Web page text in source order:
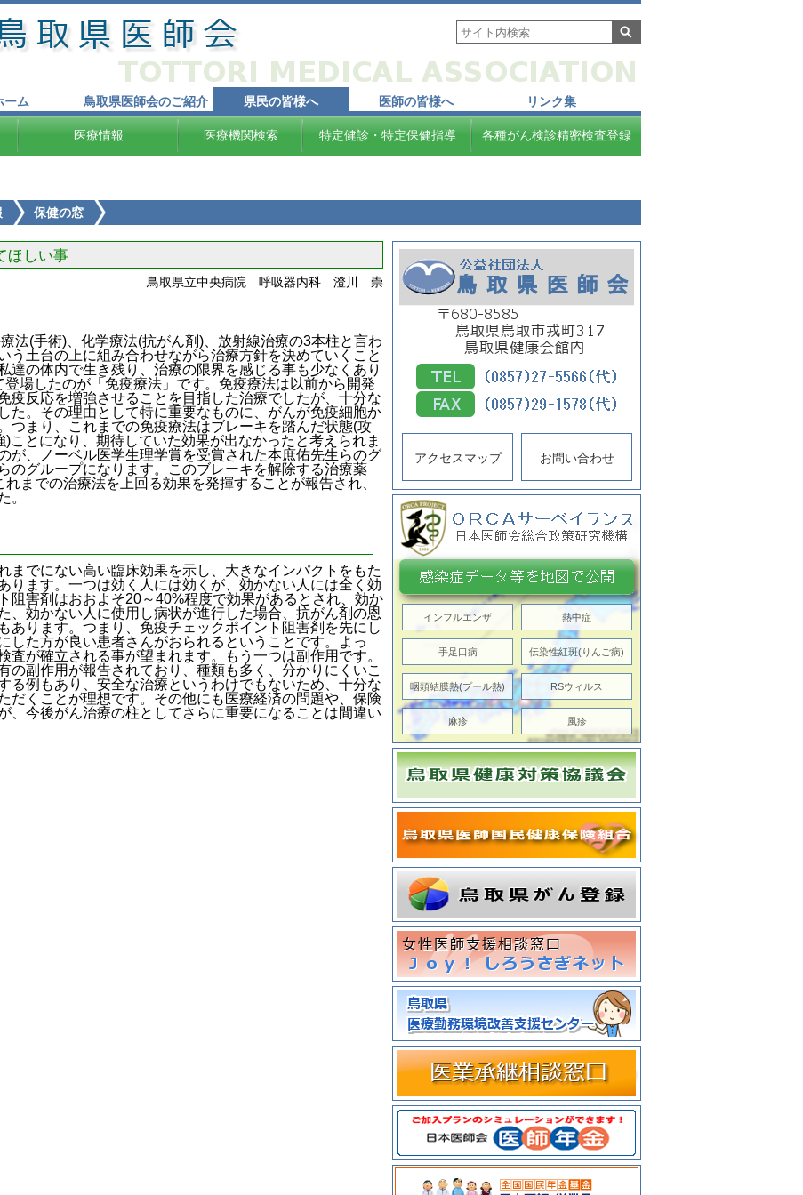
ーム 鳥取県医師会のご紹介 県民の皆様へ 医師の皆様へ リンク集
医療情報 医療機関検索 特定健診・特定保健指導 各種がん検診精密検査登録
保健の窓
ほしい事
鳥取県立中央病院 呼吸器内科 澄川 崇
法(手術)、化学療法(抗がん剤)、放射線治療の3本柱と言わ
う土台の上に組み合わせながら治療方針を決めていくこと
達の体内で生き残り、治療の限界を感じる事も少なくあり
場したのが「免疫療法」です。免疫療法は以前から開発
疫反応を増強させることを目指した治療でしたが、十分な
た。その理由として特に重要なものに、がんが免疫細胞か
つまり、これまでの免疫療法はブレーキを踏んだ状態(攻
ことになり、期待していた効果が出なかったと考えられま
が、ノーベル医学生理学賞を受賞された本庶佑先生らのグ
のグループになります。このブレーキを解除する治療薬
までの治療法を上回る効果を発揮することが報告され、
。
でにない高い臨床効果を示し、大きなインパクトをもた
ります。一つは効く人には効くが、効かない人には全く効
阻害剤はおおよそ20～40%程度で効果があるとされ、効か
、効かない人に使用し病状が進行した場合、抗がん剤の恩
あります。つまり、免疫チェックポイント阻害剤を先にし
した方が良い患者さんがおられるということです。よっ
査が確立される事が望まれます。もう一つは副作用です。
の副作用が報告されており、種類も多く、分かりにくいこ
る例もあり、安全な治療というわけでもないため、十分な
だくことが理想です。その他にも医療経済の問題や、保険
、今後がん治療の柱としてさらに重要になることは間違い
アクセスマップ お問い合わせ
インフルエンザ 熱中症
手足口病 伝染性紅斑(りんご病)
咽頭結膜熱(プール熱) RSウィルス
麻疹 風疹